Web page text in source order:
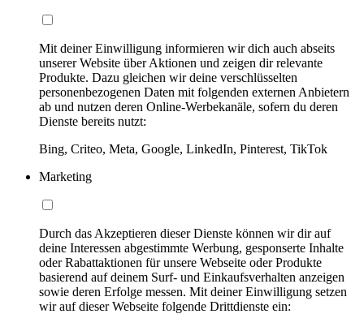
Mit deiner Einwilligung informieren wir dich auch abseits
unserer Website über Aktionen und zeigen dir relevante
Produkte. Dazu gleichen wir deine verschlüsselten
personenbezogenen Daten mit folgenden externen Anbietern
ab und nutzen deren Online-Werbekanäle, sofern du deren
Dienste bereits nutzt:
Bing, Criteo, Meta, Google, LinkedIn, Pinterest, TikTok
Marketing
Durch das Akzeptieren dieser Dienste können wir dir auf
deine Interessen abgestimmte Werbung, gesponserte Inhalte
oder Rabattaktionen für unsere Webseite oder Produkte
basierend auf deinem Surf- und Einkaufsverhalten anzeigen
sowie deren Erfolge messen. Mit deiner Einwilligung setzen
wir auf dieser Webseite folgende Drittdienste ein: